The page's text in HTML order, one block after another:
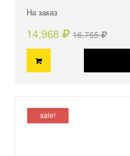
На заказ
14,968 16,765
sale!